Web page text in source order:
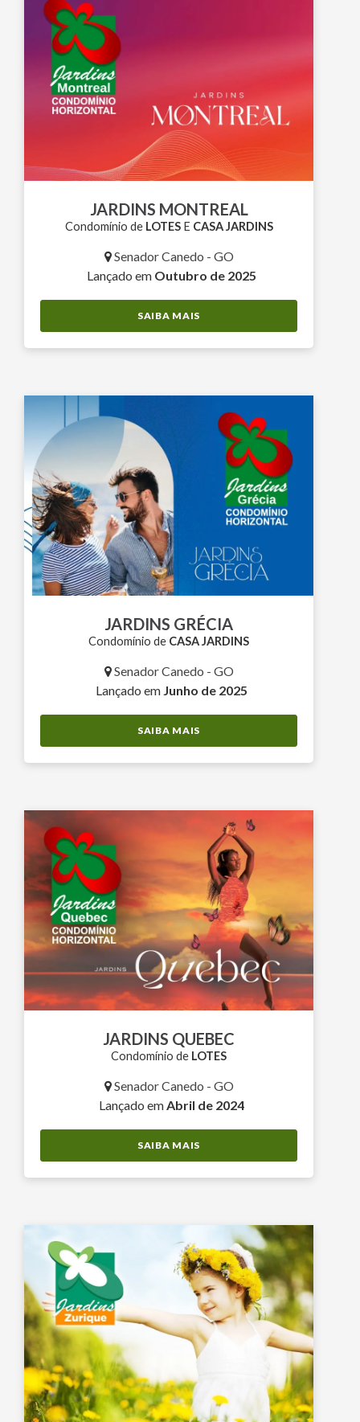
JARDINS MONTREAL
Condomínio de LOTESE CASA JARDINS
Senador Canedo - GO
Lançado em Outubro de 2025
SAIBA MAIS
JARDINS GRÉCIA
Condomínio de CASA JARDINS
Senador Canedo - GO
Lançado em Junho de 2025
SAIBA MAIS
JARDINS QUEBEC
Condomínio de LOTES
Senador Canedo - GO
Lançado em Abril de 2024
SAIBA MAIS